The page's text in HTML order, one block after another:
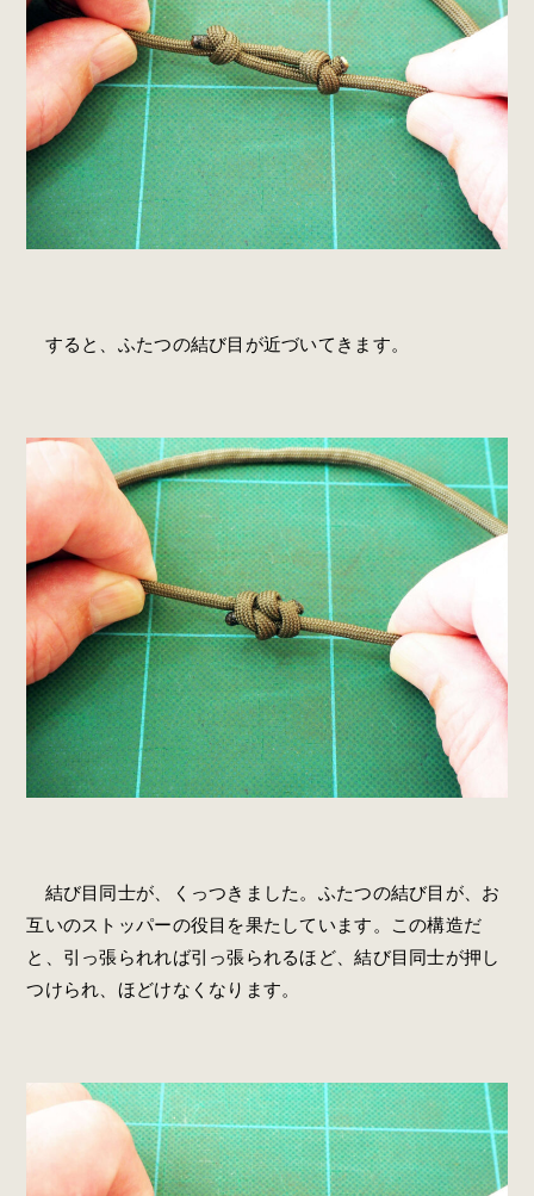
すると、ふたつの結び目が近づいてきます。
結び目同士が、くっつきました。ふたつの結び目が、お
互いのストッパーの役目を果たしています。この構造だ
と、引っ張られれば引っ張られるほど、結び目同士が押し
つけられ、ほどけなくなります。